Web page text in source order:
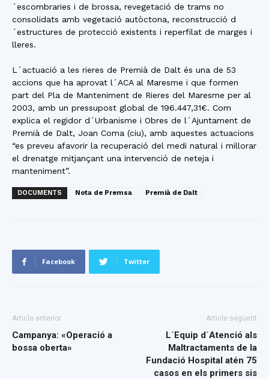
´escombraries i de brossa, revegetació de trams no
consolidats amb vegetació autòctona, reconstrucció d
´estructures de protecció existents i reperfilat de marges i
lleres.
L´actuació a les rieres de Premià de Dalt és una de 53
accions que ha aprovat l´ACA al Maresme i que formen
part del Pla de Manteniment de Rieres del Maresme per al
2003, amb un pressupost global de 196.447,31€. Com
explica el regidor d´Urbanisme i Obres de l´Ajuntament de
Premià de Dalt, Joan Coma (ciu), amb aquestes actuacions
“es preveu afavorir la recuperació del medi natural i millorar
el drenatge mitjançant una intervenció de neteja i
manteniment”.
DOCUMENTS Nota de Premsa Premià de Dalt
Facebook Twitter
Article anterior
Campanya: «Operació a
bossa oberta»
Article següent
L´Equip d´Atenció als
Maltractaments de la
Fundació Hospital atén 75
casos en els primers sis